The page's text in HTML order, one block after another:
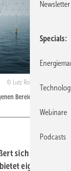
Lutz Rohlfing / HAW
Bereich.
sich die
eigene
Newsletter
Specials
Webinare
Podcasts